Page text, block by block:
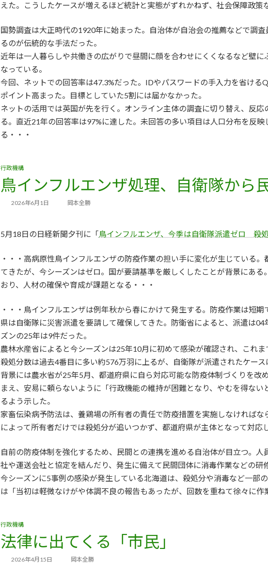
えた。こうしたケースが増えるほど統計と実態がずれかねず、社会保障政策
国勢調査は大正時代の1920年に始まった。自治体が自治会の推薦などで調
るのが伝統的な手法だった。
近年は一人暮らしや共働きの広がりで昼間に顔を合わせにくくなるなど壁
なっている。
今回、ネットでの回答率は47.3%だった。IDやパスワードの手入力を省ける
ポイント高まった。目標としていた5割には届かなかった。
ネットの活用では英国が先を行く。オンライン主体の調査に切り替え、反
る。直近21年の回答率は97%に達した。未回答の多い項目は人口分布を反
る・・・
行政機構
鳥インフルエンザ処理、自衛隊から
2026年6月1日 岡本全勝
5月18日の日経新聞夕刊に「鳥インフルエンザ、今季は自衛隊派遣ゼロ 殺
・・・高病原性鳥インフルエンザの防疫作業の担い手に変化が生じている
てきたが、今シーズンはゼロ。国が要請基準を厳しくしたことが背景にあ
おり、人材の確保や育成が課題となる・・・
・・・鳥インフルエンザは例年秋から春にかけて発生する。防疫作業は短
県は自衛隊に災害派遣を要請して確保してきた。防衛省によると、派遣は
ズンの25年は9件だった。
農林水産省によると今シーズンは25年10月に初めて感染が確認され、これ
殺処分数は過去4番目に多い約576万羽に上るが、自衛隊が派遣されたケース
背景には農水省が25年5月、都道府県に自ら対応可能な防疫体制づくりを改
まえ、安易に頼らないように「行政機能の維持が困難となり、やむを得な
るよう示した。
家畜伝染病予防法は、養鶏場の所有者の責任で防疫措置を実施しなければ
によって所有者だけでは殺処分が追いつかず、都道府県が主体となって対応
自前の防疫体制を強化するため、民間との連携を進める自治体が目立つ。
社や運送会社と協定を結んだり、発生に備えて民間団体に消毒作業などの研
今シーズンに5事例の感染が発生している北海道は、殺処分や消毒など一部
は「当初は軽微なけがや体調不良の報告もあったが、回数を重ねて徐々に作
行政機構
法律に出てくる「市民」
2026年4月15日 岡本全勝